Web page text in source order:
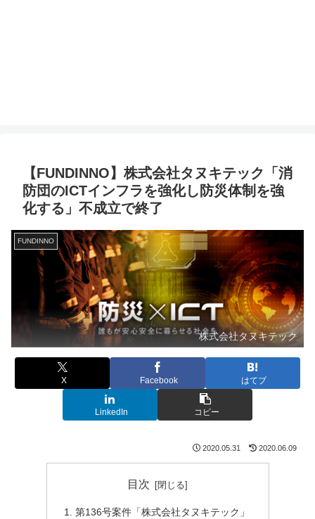
【FUNDINNO】株式会社タヌキテック「消
防団のICTインフラを強化し防災体制を強
化する」不成立で終了
FUNDINNO
株式会社タヌキテック
X Facebook はてブ
LinkedIn コピー
2020.05.31 2020.06.09
目次
第136号案件「株式会社タヌキテック」